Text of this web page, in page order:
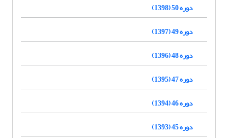
دوره 50 (1398)
دوره 49 (1397)
دوره 48 (1396)
دوره 47 (1395)
دوره 46 (1394)
دوره 45 (1393)